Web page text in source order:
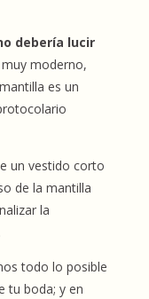
debería lucir
moderno,
es un
un vestido corto
de la mantilla
la
todo lo posible
tu boda; y en